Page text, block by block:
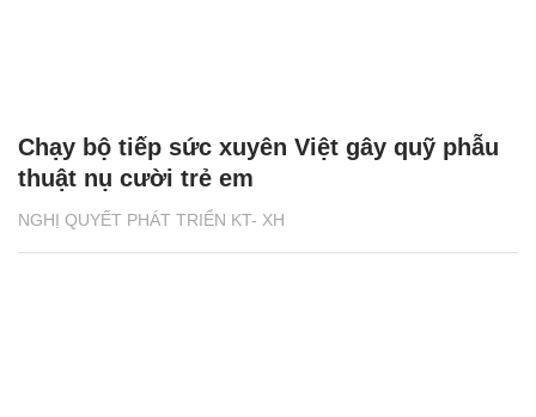
NGHỊ QUYẾT PHÁT TRIỂN KT- XH
Chạy bộ tiếp sức xuyên Việt gây quỹ phẫu
thuật nụ cười trẻ em